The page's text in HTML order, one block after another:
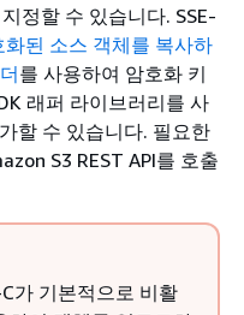
정할 수 있습니다. SSE-
화된 소스 객체를 복사하
를 사용하여 암호화 키
래퍼 라이브러리를 사
할 수 있습니다. 필요한
S3 REST API를 호출
가 기본적으로 비활